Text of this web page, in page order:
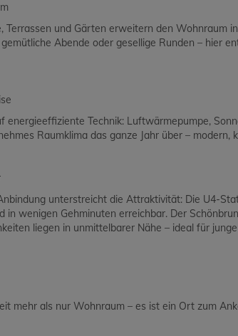
Terrassen und Gärten erweitern den Wohnraum
Abende oder gesellige Runden – hier
energieeffiziente Technik: Luftwärmepumpe,
Raumklima das ganze Jahr über –
unterstreicht die Attraktivität: Die U4-
in wenigen Gehminuten erreichbar. Der
liegen in unmittelbarer Nähe – ideal für
mehr als nur Wohnraum – es ist ein Ort zum